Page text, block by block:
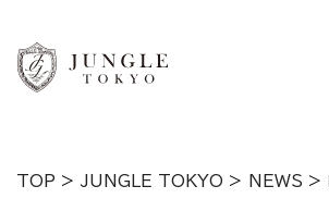
TOP > JUNGLE TOKYO > NEWS >